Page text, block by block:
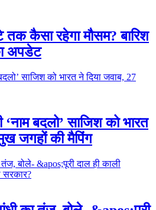
कैसा रहेगा मौसम? बारिश
अपडेट
बदलो’ साजिश को भारत
जगहों की मैपिंग